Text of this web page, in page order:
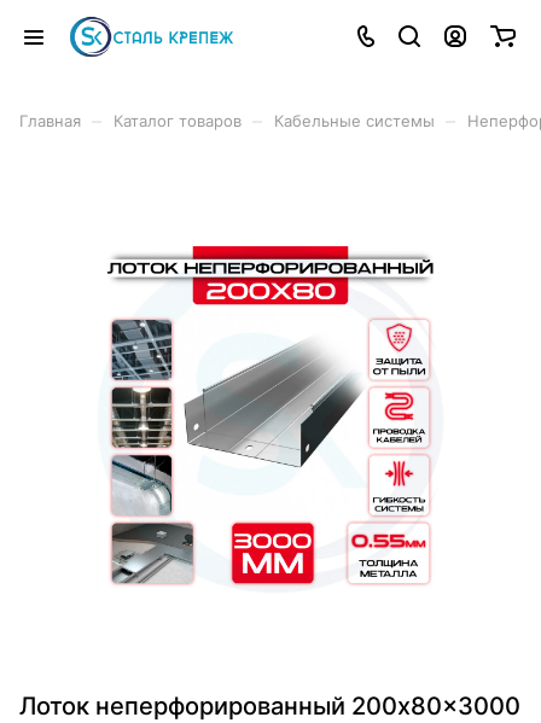
Главная Каталог товаров Кабельные системы
Лоток неперфорированный 200x80x3000